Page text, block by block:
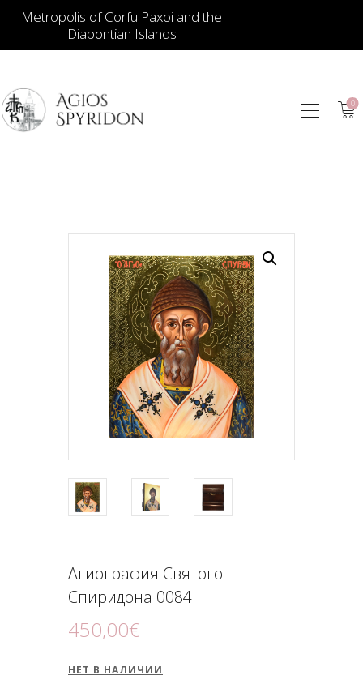
Metropolis of Corfu Paxoi and the
Diapontian Islands
0
ДЛЯ ЦЕРКВИ
ИЕРАТИЧЕСКИЕ
ПРЕДМЕТЫ
СВЕЧИ
СУВЕНИРЫ ДЛЯ
ДОМА
ПОДНОШЕНИЯ
БЛОГ
Агиография Святого
Спиридона 0084
450,00€
НЕТ В НАЛИЧИИ